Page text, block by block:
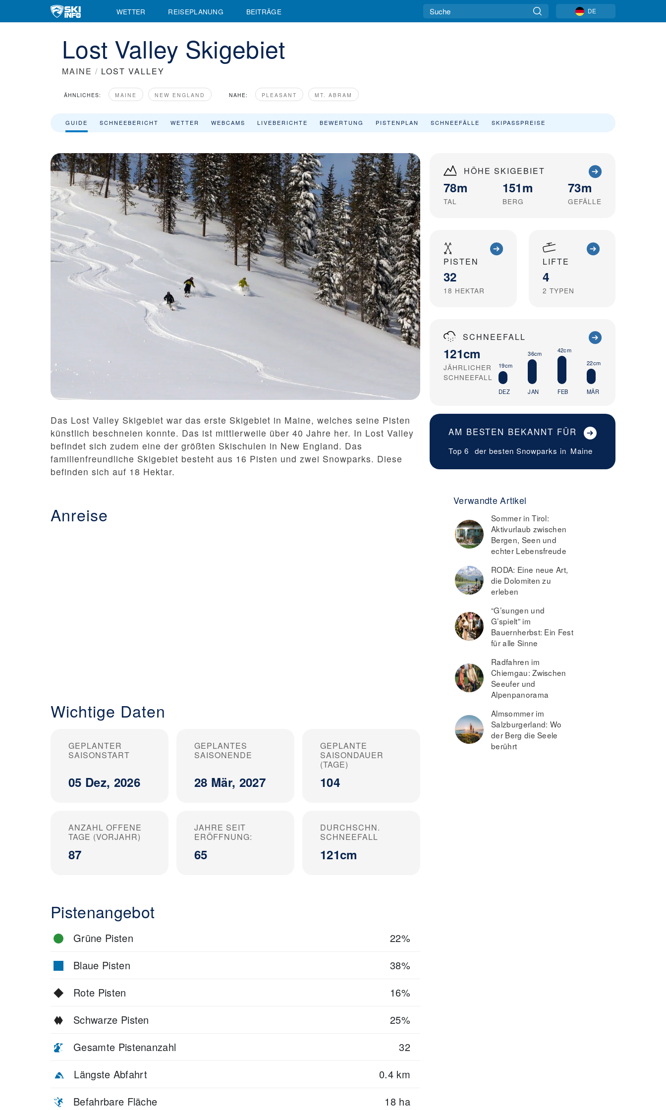
WETTER REISEPLANUNG BEITRÄGE DE
Lost Valley Skigebiet
MAINE / LOST VALLEY
ÄHNLICHES: MAINE NEW ENGLAND NAHE: PLEASANT MT. ABRAM
GUIDE SCHNEEBERICHT WETTER WEBCAMS LIVEBERICHTE BEWERTUNG PISTENPLAN SCHNEEFÄLLE SKIPASSPREISE
HÖHE SKIGEBIET
78m
TAL
151m
BERG
73m
GEFÄLLE
PISTEN
32
18 HEKTAR
LIFTE
4
2 TYPEN
SCHNEEFALL
121cm
JÄHRLICHER
SCHNEEFALL
19cm
DEZ
36cm
JAN
42cm
FEB
22cm
MÄR
AM BESTEN BEKANNT FÜR
Top 6 der besten Snowparks in Maine
Verwandte Artikel
Sommer in Tirol:
Aktivurlaub zwischen
Bergen, Seen und
echter Lebensfreude
RODA: Eine neue Art,
die Dolomiten zu
erleben
“G’sungen und
G’spielt” im
Bauernherbst: Ein Fest
für alle Sinne
Radfahren im
Chiemgau: Zwischen
Seeufer und
Alpenpanorama
Almsommer im
Salzburgerland: Wo
der Berg die Seele
berührt
Das Lost Valley Skigebiet war das erste Skigebiet in Maine, welches seine Pisten
künstlich beschneien konnte. Das ist mittlerweile über 40 Jahre her. In Lost Valley
befindet sich zudem eine der größten Skischulen in New England. Das
familienfreundliche Skigebiet besteht aus 16 Pisten und zwei Snowparks. Diese
befinden sich auf 18 Hektar.
Anreise
Wichtige Daten
GEPLANTER
SAISONSTART
05 Dez, 2026
GEPLANTES
SAISONENDE
28 Mär, 2027
GEPLANTE
SAISONDAUER
(TAGE)
104
ANZAHL OFFENE
TAGE (VORJAHR)
87
JAHRE SEIT
ERÖFFNUNG:
65
DURCHSCHN.
SCHNEEFALL
121cm
Pistenangebot
Grüne Pisten
22%
Blaue Pisten
38%
Rote Pisten
16%
Schwarze Pisten
25%
Gesamte Pistenanzahl
32
Längste Abfahrt
0.4 km
Befahrbare Fläche
18 ha
Skigebiet Lost Valley - Skiinfo.de